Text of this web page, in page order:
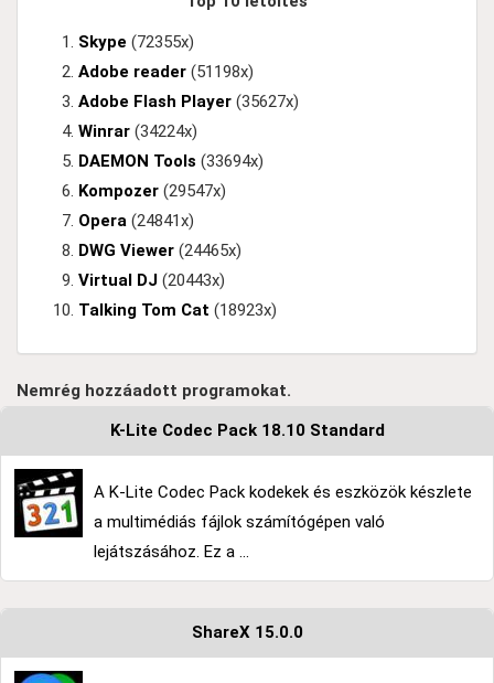
Skype (72355x)
Adobe reader (51198x)
Adobe Flash Player (35627x)
Winrar (34224x)
DAEMON Tools (33694x)
Kompozer (29547x)
Opera (24841x)
DWG Viewer (24465x)
Virtual DJ (20443x)
Talking Tom Cat (18923x)
Nemrég hozzáadott programokat.
K-Lite Codec Pack 18.10 Standard
A K-Lite Codec Pack kodekek és eszközök készlete
a multimédiás fájlok számítógépen való
lejátszásához. Ez a ...
ShareX 15.0.0